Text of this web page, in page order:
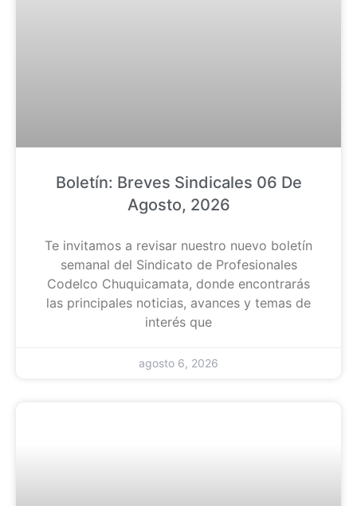
Boletín: Breves Sindicales 06 De
Agosto, 2026
Te invitamos a revisar nuestro nuevo boletín
semanal del Sindicato de Profesionales
Codelco Chuquicamata, donde encontrarás
las principales noticias, avances y temas de
interés que
agosto 6, 2026